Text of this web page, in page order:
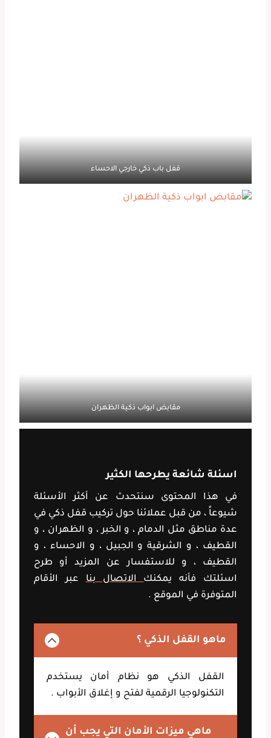
قفل باب ذكي خارجي الاحساء
مقابض ابواب ذكية الظهران
اسئلة شائعة يطرحها الكثير
في هذا المحتوى سنتحدث عن أكثر الأسئلة
شيوعاً ، من قبل عملائنا حول تركيب قفل ذكي في
عدة مناطق مثل الدمام ، و الخبر ، و الظهران ، و
القطيف ، و الشرقية و الجبيل ، و الاحساء ، و
القطيف ، و للاستفسار عن المزيد أو طرح
اسئلتك فأنه يمكنكالاتصال بناعبر الأقام
المتوفرة في الموقع .
ماهو القفل الذكي ؟
القفل الذكي هو نظام أمان يستخدم
التكنولوجيا الرقمية لفتح و إغلاق الأبواب .
ماهي ميزات الأمان التي يجب أن